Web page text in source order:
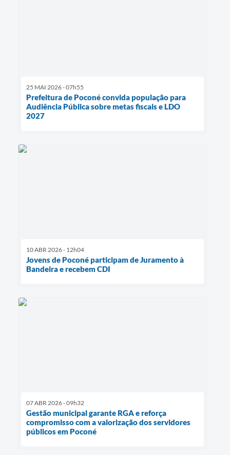
25 MAI 2026 - 07h55
Prefeitura de Poconé convida população para
Audiência Pública sobre metas fiscais e LDO
2027
10 ABR 2026 - 12h04
Jovens de Poconé participam de Juramento à
Bandeira e recebem CDI
07 ABR 2026 - 09h32
Gestão municipal garante RGA e reforça
compromisso com a valorização dos servidores
públicos em Poconé